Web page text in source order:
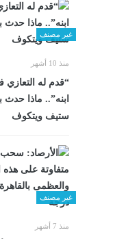
غير مصنف
منذ 10 أشهر
“قدم له التعازي
ابنه”.. ماذا حدث
ستيف ويتكوف
غير مصنف
منذ 7 أشهر